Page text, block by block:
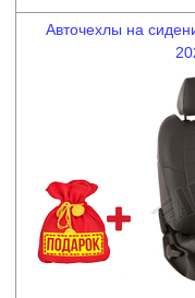
Авточехлы на